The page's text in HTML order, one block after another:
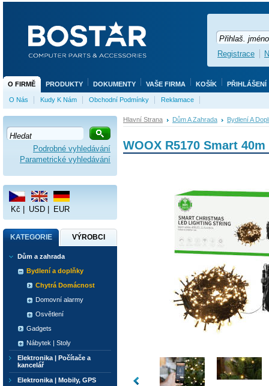
Hlavní Strana Dům A Zahrada Bydlení A
WOOX R5170 Smart
Podrobné vyhledávání
Parametrické vyhledávání
Kč USD EUR
KATEGORIE VÝROBCI
Dům a zahrada
Bydlení a doplňky
Chytrá Domácnost
Domovní alarmy
Osvětlení
Gadgets
Nábytek | Stoly
Elektronika | Počítače a
kancelář
Elektronika | Mobily, GPS
O FIRMĚ PRODUKTY DOKUMENTY VAŠE FIRMA KOŠÍK PŘIHLÁŠENÍ
O Nás Kudy K Nám Obchodní Podmínky Reklamace
Registrace